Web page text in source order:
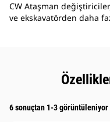
CW Ataşman
ve ekskavatörden daha
6 sonuçtan 1-3 görüntüleniyor